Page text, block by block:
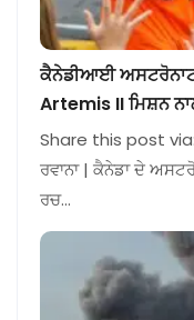
ਕੈਨੇਡੀਆਈ
Artemis II ਮਿਸ਼ਨ
Share this post
ਰਵਾਨਾ | ਕੈਨੇਡਾ ਦੇ
ਰਚ…